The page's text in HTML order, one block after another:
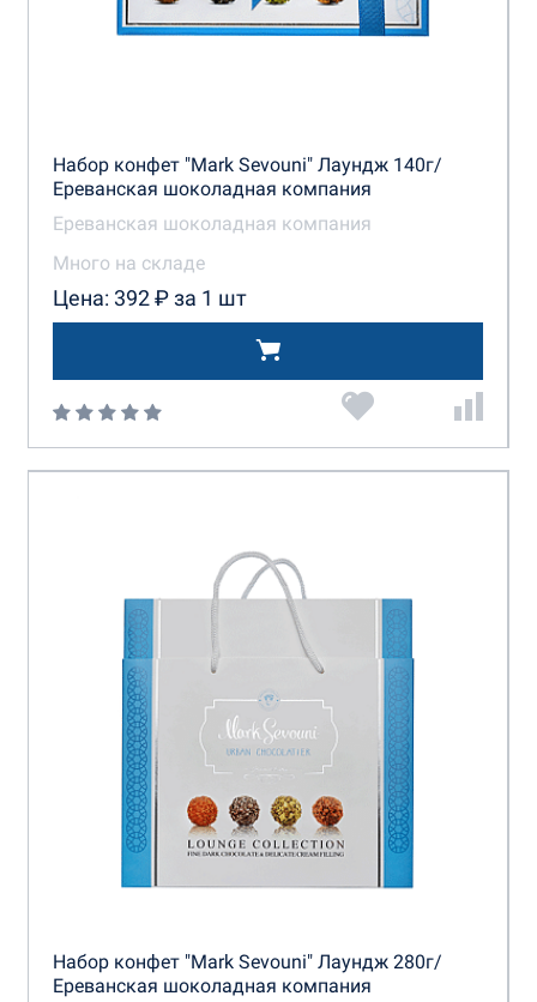
Шоколадный Силуэт
Набор конфет "Mark Sevouni" Лаундж 140г/
Ереванская шоколадная компания
Ереванская шоколадная компания
Много на складе
Цена: 392 ₽ за 1 шт
Набор конфет "Mark Sevouni" Лаундж 280г/
Ереванская шоколадная компания